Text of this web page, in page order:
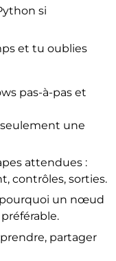
si
et tu oublies
pas-à-pas et
seulement une
attendues :
contrôles, sorties.
un nœud
partager